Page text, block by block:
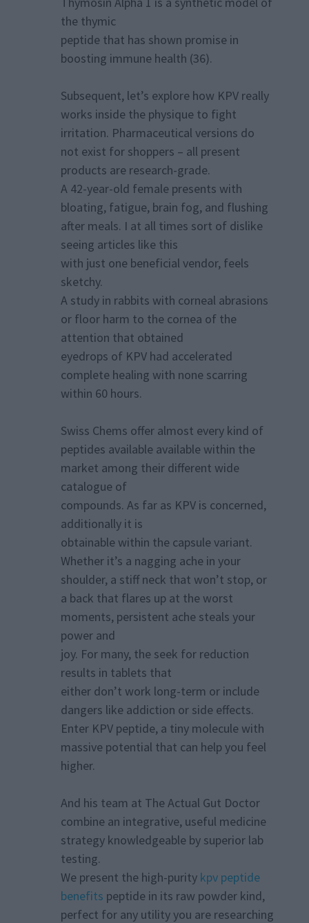
the thymic
peptide that has shown promise in
boosting immune health (36).
Subsequent, let’s explore how KPV really
works inside the physique to fight
irritation. Pharmaceutical versions do
not exist for shoppers – all present
products are research-grade.
A 42-year-old female presents with
bloating, fatigue, brain fog, and flushing
after meals. I at all times sort of dislike
seeing articles like this
with just one beneficial vendor, feels
sketchy.
A study in rabbits with corneal abrasions
or floor harm to the cornea of the
attention that obtained
eyedrops of KPV had accelerated
complete healing with none scarring
within 60 hours.
Swiss Chems offer almost every kind of
peptides available available within the
market among their different wide
catalogue of
compounds. As far as KPV is concerned,
additionally it is
obtainable within the capsule variant.
Whether it’s a nagging ache in your
shoulder, a stiff neck that won’t stop, or
a back that flares up at the worst
moments, persistent ache steals your
power and
joy. For many, the seek for reduction
results in tablets that
either don’t work long-term or include
dangers like addiction or side effects.
Enter KPV peptide, a tiny molecule with
massive potential that can help you feel
higher.
And his team at The Actual Gut Doctor
combine an integrative, useful medicine
strategy knowledgeable by superior lab
testing.
We present the high-purity kpv peptide
benefits peptide in its raw powder kind,
perfect for any utility you are researching